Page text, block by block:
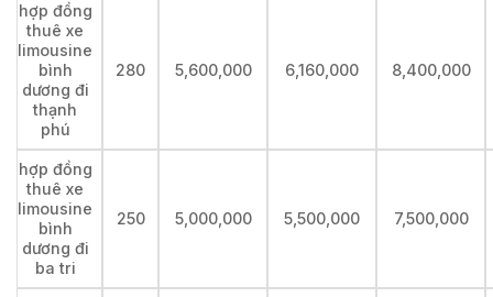
hợp đồng
thuê xe
limousine
bình
dương đi
thạnh
phú
280 5,600,000 6,160,000 8,400,000
hợp đồng
thuê xe
limousine
bình
dương đi
ba tri
250 5,000,000 5,500,000 7,500,000